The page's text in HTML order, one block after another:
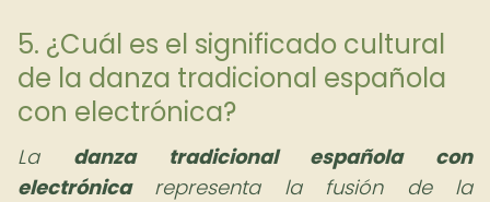
5. ¿Cuál es el significado cultural
de la danza tradicional española
con electrónica?
La danza tradicional española con
electrónicarepresenta la fusión de la